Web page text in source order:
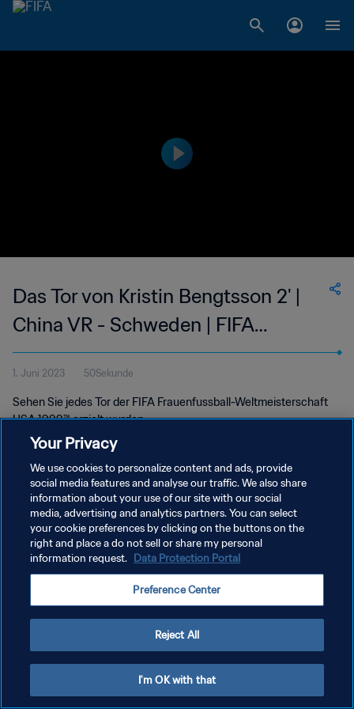
Das Tor von Kristin Bengtsson 2' |
China VR - Schweden | FIFA
Frauenfussball-Weltmeisterschaft
USA 1999™
1. Juni 2023 50Sekunde
Sehen Sie jedes Tor der FIFA Frauenfussball-Weltmeisterschaft
USA 1999™ erzielt wurden.
DATENSCHUTZ
NUTZUNGSBEDINGUNGEN
COOKIE-EINSTELLUNGEN VERWALTEN
Your Privacy
We use cookies to personalize content and ads, provide
social media features and analyse our traffic. We also share
information about your use of our site with our social
media, advertising and analytics partners. You can select
your cookie preferences by clicking on the buttons on the
right and place a do not sell or share my personal
information request. Data Protection Portal
Preference Center
Reject All
I'm OK with that